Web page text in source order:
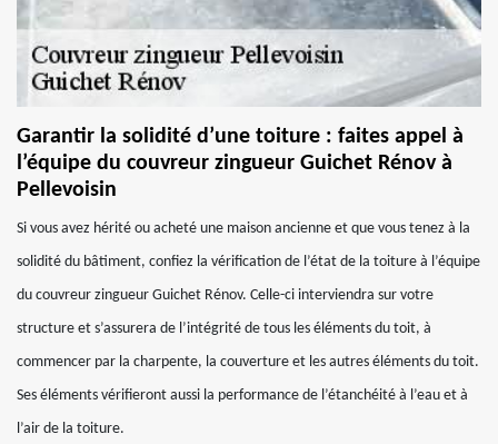
Garantir la solidité d’une toiture : faites appel à
l’équipe du couvreur zingueur Guichet Rénov à
Pellevoisin
Si vous avez hérité ou acheté une maison ancienne et que vous tenez à la
solidité du bâtiment, confiez la vérification de l’état de la toiture à l’équipe
du couvreur zingueur Guichet Rénov. Celle-ci interviendra sur votre
structure et s’assurera de l’intégrité de tous les éléments du toit, à
commencer par la charpente, la couverture et les autres éléments du toit.
Ses éléments vérifieront aussi la performance de l’étanchéité à l’eau et à
l’air de la toiture.